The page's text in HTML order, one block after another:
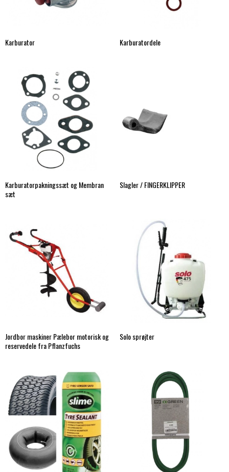
Karburator Karburatordele
Karburatorpakningssæt og Membran
sæt
Slagler / FINGERKLIPPER
Jordbor maskiner Pælebor motorisk og
reservedele fra Pflanzfuchs
Solo sprøjter